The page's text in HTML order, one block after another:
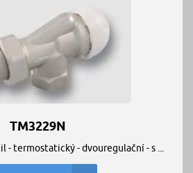
TM3229N
- termostatický - dvouregulační - s ...